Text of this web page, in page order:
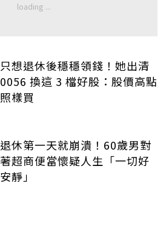
只想退休後穩穩領錢！她出清
0056 換這 3 檔好股：股價高點
照樣買
退休第一天就崩潰！60歲男對
著超商便當懷疑人生「一切好
安靜」